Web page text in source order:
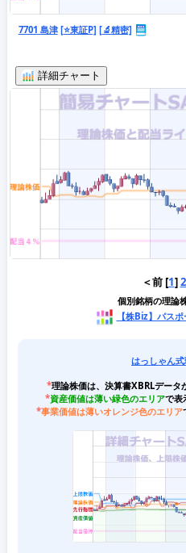
7701 島津 [⭐東証P] [🔬精密]
詳細チャート
＜前 [1]2
個別銘柄の理論
【株Biz】パスポ
はっしゃん
*理論株価は、決算書XBRLデータ
*資産価値は薄い緑色のエリアで表
*事業価値は薄いオレンジ色のエリア